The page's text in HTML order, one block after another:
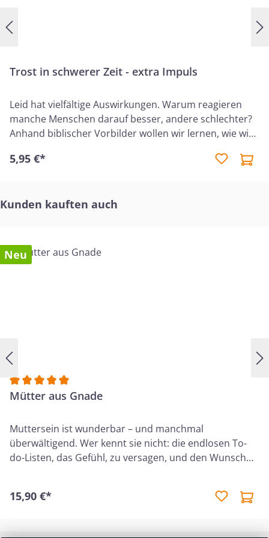
Trost in schwerer Zeit - extra Impuls
Leid hat vielfältige Auswirkungen. Warum reagieren
manche Menschen darauf besser, andere schlechter?
Anhand biblischer Vorbilder wollen wir lernen, wie wir
können. Und wir betrachten das größte Beispiel für
5,95 €*
Produktgalerie überspringen
Kunden kauften auch
Neu
Durchschnittliche Bewertung von 5 von 5 Sternen
Mütter aus Gnade
Muttersein ist wunderbar – und manchmal
überwältigend. Wer kennt sie nicht: die endlosen To-
do-Listen, das Gefühl, zu versagen, und den Wunsch
Perspektive. Dieses Buch lädt dich ein, den biblischen
und mitten im Alltag. Mit ehrlichen Einblicken,
15,90 €*